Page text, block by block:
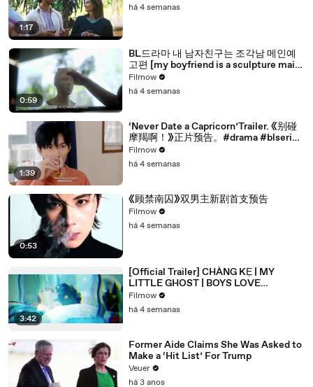
1:17
há 4 semanas
0:59
BL드라마 내 남자친구는 조각남 메인예
고편 [my boyfriend is a sculpture main
trailer]
Filmow
há 4 semanas
1:39
‘Never Date a Capricorn’Trailer. 《别碰
摩羯啊！》正片预告。#drama #blseries
#bl
Filmow
há 4 semanas
0:53
《顾禁南囚》双男主新剧首支预告
Filmow
há 4 semanas
3:42
[Official Trailer] CHÀNG KẸ | MY
LITTLE GHOST | BOYS LOVE
VIETNAM | KC 03.10.2025
Filmow
há 4 semanas
Former Aide Claims She Was Asked to
Make a ‘Hit List’ For Trump
Veuer
há 3 anos